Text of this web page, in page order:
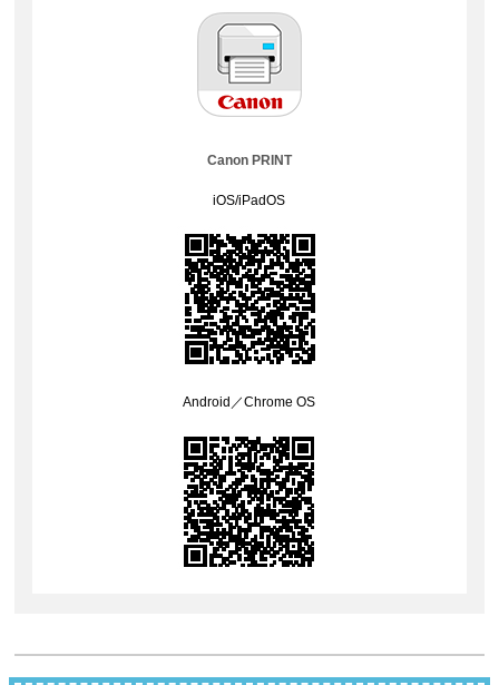
Canon PRINT
iOS/iPadOS
Android ／Chrome OS